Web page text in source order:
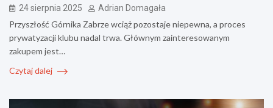
24 sierpnia 2025 Adrian Domagała
Przyszłość Górnika Zabrze wciąż pozostaje niepewna, a proces
prywatyzacji klubu nadal trwa. Głównym zainteresowanym
zakupem jest…
Czytaj dalej